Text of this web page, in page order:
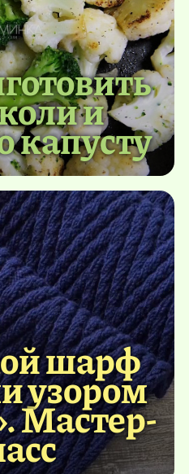
и
капусту
шарф
узором
Мастер-